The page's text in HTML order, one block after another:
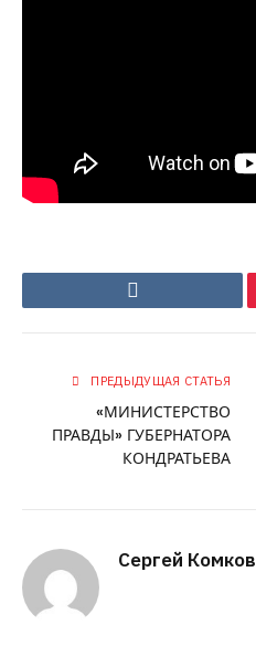
ПРЕДЫДУЩАЯ СТАТЬЯ
«МИНИСТЕРСТВО
ПРАВДЫ» ГУБЕРНАТОРА
КОНДРАТЬЕВА
Сергей Комков